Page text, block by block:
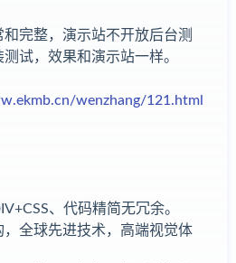
完整，演示站不开放后台测
试，效果和演示站一样。
wenzhang/121.html
、代码精简无冗余。
全球先进技术，高端视觉体